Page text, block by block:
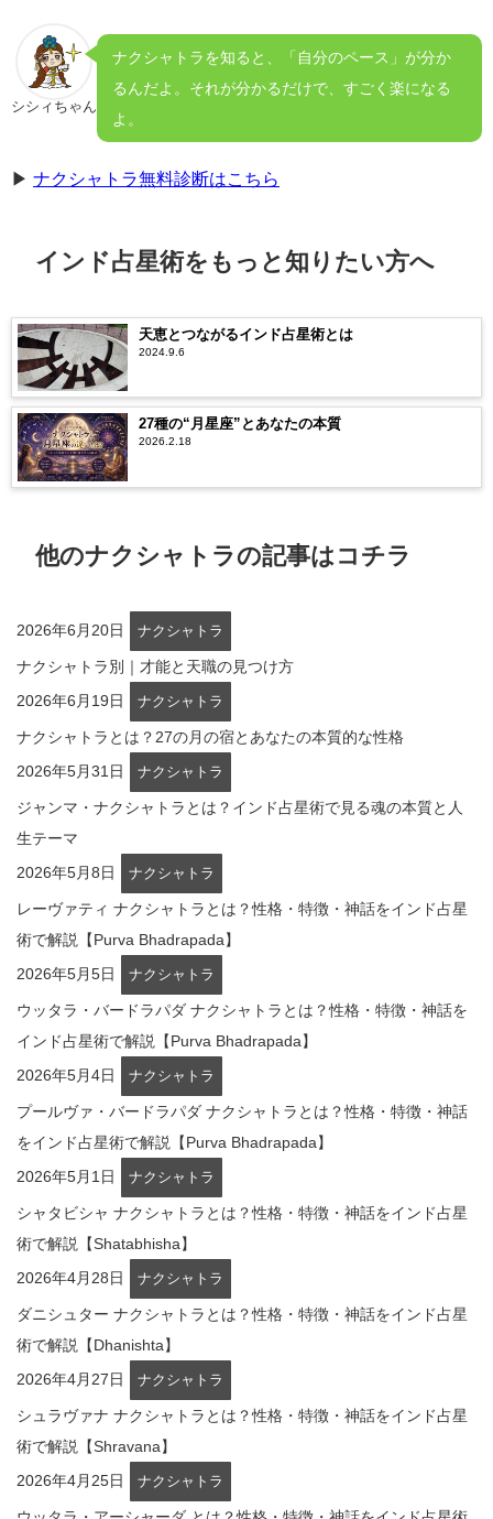
シシィちゃん
ナクシャトラを知ると、「自分のペース」が分か
るんだよ。それが分かるだけで、すごく楽になる
よ。
▶ ナクシャトラ無料診断はこちら
インド占星術をもっと知りたい方へ
天恵とつながるインド占星術とは
2024.9.6
27種の“月星座”とあなたの本質
2026.2.18
他のナクシャトラの記事はコチラ
2026年6月20日 ナクシャトラ
ナクシャトラ別｜才能と天職の見つけ方
2026年6月19日 ナクシャトラ
ナクシャトラとは？27の月の宿とあなたの本質的な性格
2026年5月31日 ナクシャトラ
ジャンマ・ナクシャトラとは？インド占星術で見る魂の本質と人
生テーマ
2026年5月8日 ナクシャトラ
レーヴァティ ナクシャトラとは？性格・特徴・神話をインド占星
術で解説【Purva Bhadrapada】
2026年5月5日 ナクシャトラ
ウッタラ・バードラパダ ナクシャトラとは？性格・特徴・神話を
インド占星術で解説【Purva Bhadrapada】
2026年5月4日 ナクシャトラ
プールヴァ・バードラパダ ナクシャトラとは？性格・特徴・神話
をインド占星術で解説【Purva Bhadrapada】
2026年5月1日 ナクシャトラ
シャタビシャ ナクシャトラとは？性格・特徴・神話をインド占星
術で解説【Shatabhisha】
2026年4月28日 ナクシャトラ
ダニシュター ナクシャトラとは？性格・特徴・神話をインド占星
術で解説【Dhanishta】
2026年4月27日 ナクシャトラ
シュラヴァナ ナクシャトラとは？性格・特徴・神話をインド占星
術で解説【Shravana】
2026年4月25日 ナクシャトラ